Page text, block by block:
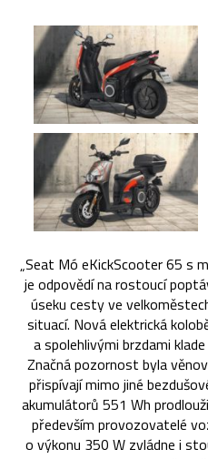
„Seat Mó eKickScooter 65 s
je odpovědí na rostoucí
úseku cesty ve
situací. Nová elektrická
a spolehlivými brzdami
Značná pozornost byla
přispívají mimo jiné
akumulátorů 551 Wh
především provozovatelé
o výkonu 350 W zvládne i